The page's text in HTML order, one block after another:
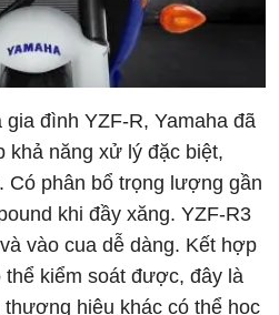
đình YZF-R, Yamaha đã
khả năng xử lý đặc biệt,
Có phân bổ trọng lượng gần
khi đầy xăng. YZF-R3
vào cua dễ dàng. Kết hợp
kiểm soát được, đây là
hiệu khác có thể học